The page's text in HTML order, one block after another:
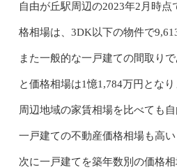
自由が丘駅周辺の2023年2月時
格相場は、3DK以下の物件で
また一般的な一戸建ての間取り
と価格相場は1憶1,784万円となり
周辺地域の家賃相場を比べても
一戸建ての不動産価格相場も高い
次に一戸建てを築年数別の価格